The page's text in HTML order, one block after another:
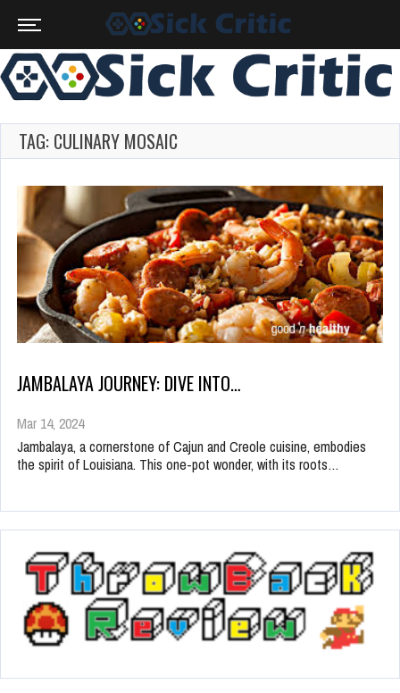
TAG: CULINARY MOSAIC
JAMBALAYA JOURNEY: DIVE INTO…
Mar 14, 2024
Jambalaya, a cornerstone of Cajun and Creole cuisine, embodies
the spirit of Louisiana. This one-pot wonder, with its roots…